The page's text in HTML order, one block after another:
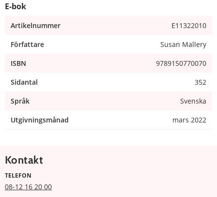
E-bok
Artikelnummer E11322010
Författare Susan Mallery
ISBN 9789150770070
Sidantal 352
Språk Svenska
Utgivningsmånad mars 2022
Kontakt
TELEFON
08-12 16 20 00